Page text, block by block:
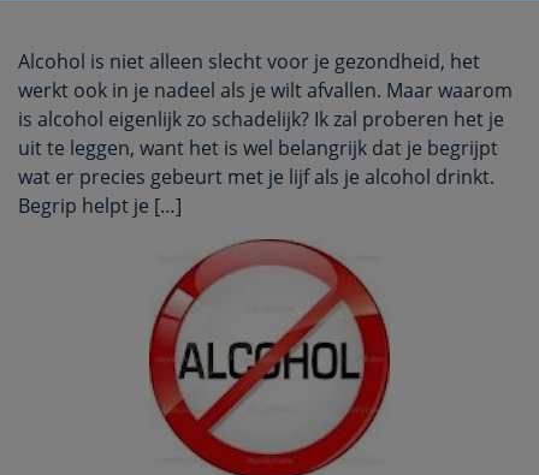
Alcohol is niet alleen slecht voor je gezondheid, het
werkt ook in je nadeel als je wilt afvallen. Maar waarom
is alcohol eigenlijk zo schadelijk? Ik zal proberen het je
uit te leggen, want het is wel belangrijk dat je begrijpt
wat er precies gebeurt met je lijf als je alcohol drinkt.
Begrip helpt je […]